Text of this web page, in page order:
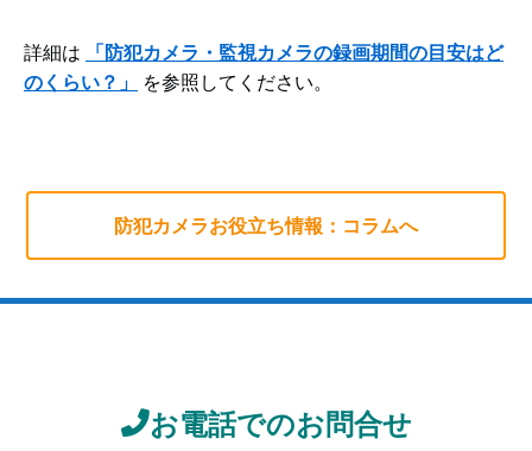
詳細は
「防犯カメラ・監視カメラの録画期間の目安はど
のくらい？」
を参照してください。
防犯カメラお役立ち情報：コラムへ
お電話でのお問合せ